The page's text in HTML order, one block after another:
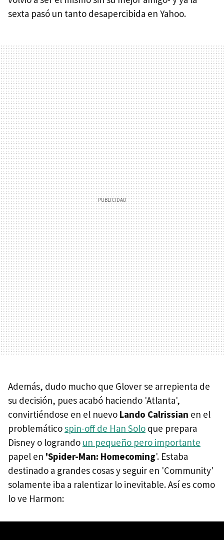
sexta pasó un tanto desapercibida en Yahoo.
Además, dudo mucho que Glover se arrepienta de
su decisión, pues acabó haciendo 'Atlanta',
convirtiéndose en el nuevo Lando Calrissian en el
problemáticospin-off de Han Solo que prepara
Disney o logrando un pequeño pero importante
papel en 'Spider-Man: Homecoming'. Estaba
destinado a grandes cosas y seguir en 'Community'
solamente iba a ralentizar lo inevitable. Así es como
lo ve Harmon: